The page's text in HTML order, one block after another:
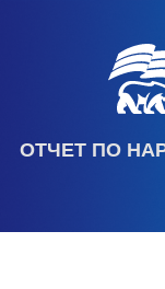
ОТЧЕТ ПО